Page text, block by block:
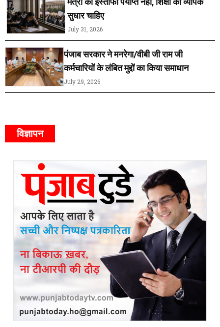
सुधार चाहिए
July 31, 2026
पंजाब सरकार ने मनरेगा/वीबी जी राम जी
कर्मचारियों के लंबित मुद्दों का किया समाधान
July 29, 2026
विज्ञापन